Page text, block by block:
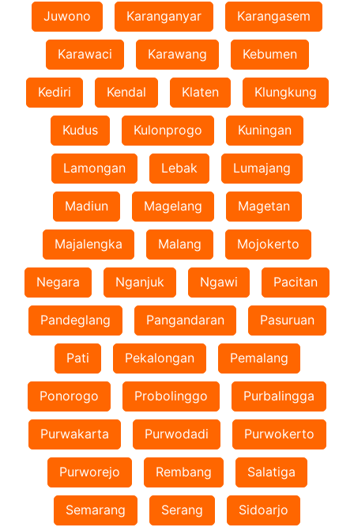
Juwono Karanganyar Karangasem
Karawaci Karawang Kebumen
Kediri Kendal Klaten Klungkung
Kudus Kulonprogo Kuningan
Lamongan Lebak Lumajang
Madiun Magelang Magetan
Majalengka Malang Mojokerto
Negara Nganjuk Ngawi Pacitan
Pandeglang Pangandaran Pasuruan
Pati Pekalongan Pemalang
Ponorogo Probolinggo Purbalingga
Purwakarta Purwodadi Purwokerto
Purworejo Rembang Salatiga
Semarang Serang Sidoarjo